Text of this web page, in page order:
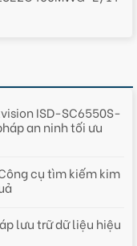
ISD-SC6550S-
an ninh tối ưu
cụ tìm kiếm kim
lưu trữ dữ liệu hiệu